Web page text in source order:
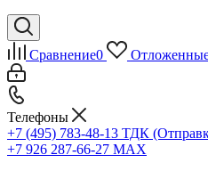
Сравнение0
Телефоны
+7 (495) 783-48-13 ТДК
+7 926 287-66-27 МАХ